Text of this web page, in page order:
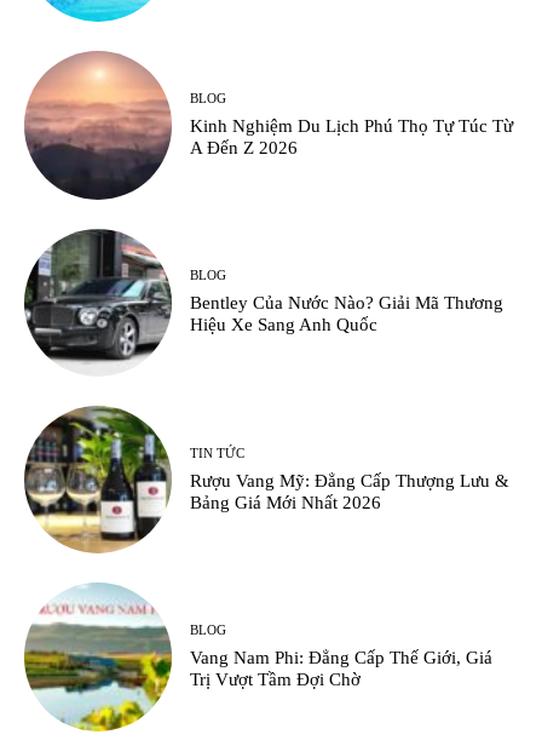
BLOG
Kinh Nghiệm Du Lịch Phú Thọ Tự Túc Từ
A Đến Z 2026
BLOG
Bentley Của Nước Nào? Giải Mã Thương
Hiệu Xe Sang Anh Quốc
TIN TỨC
Rượu Vang Mỹ: Đẳng Cấp Thượng Lưu &
Bảng Giá Mới Nhất 2026
BLOG
Vang Nam Phi: Đẳng Cấp Thế Giới, Giá
Trị Vượt Tầm Đợi Chờ